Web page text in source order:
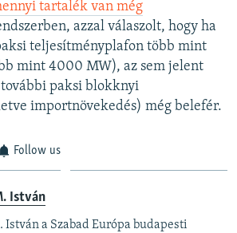
tartalék van még
azzal válaszolt, hogy ha
teljesítményplafon több mint
mint 4000 MW), az sem jelent
paksi blokknyi
importnövekedés) még belefér.
Follow us
István
István a Szabad Európa budapesti